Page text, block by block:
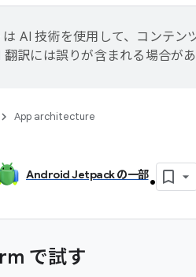
AI 技術を使用して、コンテン
訳には誤りが含まれる場合があ
App architecture
Android Jetpack の一部.
で試す